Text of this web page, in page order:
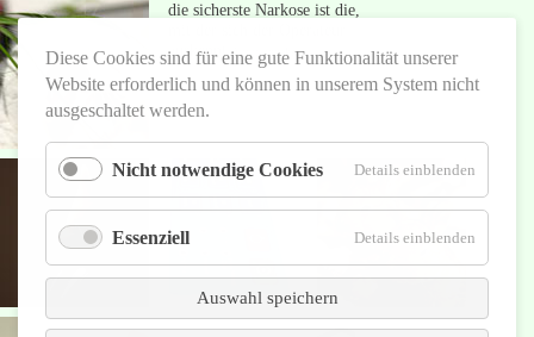
die sicherste Narkose ist die,
auskennt Autor unbekannt
Diese Cookies sind für eine gute Funktionalität unserer
Website erforderlich und können in unserem System nicht
ausgeschaltet werden.
Nicht notwendige Cookies Details einblenden
Nicht
Essenziell Details einblenden
Auswahl speichern